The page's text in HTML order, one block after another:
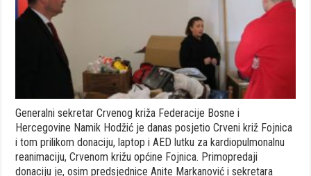
Generalni sekretar Crvenog križa Federacije Bosne i
Hercegovine Namik Hodžić je danas posjetio Crveni križ Fojnica
i tom prilikom donaciju, laptop i AED lutku za kardiopulmonalnu
reanimaciju, Crvenom križu općine Fojnica. Primopredaji
donaciju je, osim predsjednice Anite Markanović i sekretara